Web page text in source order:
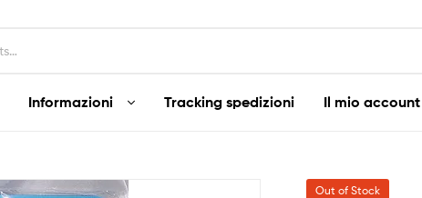
Informazioni Tracking spedizioni Il mio account
Out of Stock